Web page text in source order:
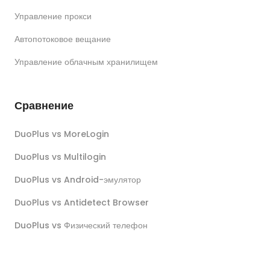
Управление прокси
Автопотоковое вещание
Управление облачным хранилищем
Сравнение
DuoPlus vs MoreLogin
DuoPlus vs Multilogin
DuoPlus vs Android-эмулятор
DuoPlus vs Antidetect Browser
DuoPlus vs Физический телефон